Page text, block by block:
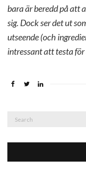
bara är beredd på att
sig. Dock ser det ut
utseende (och
intressant att testa